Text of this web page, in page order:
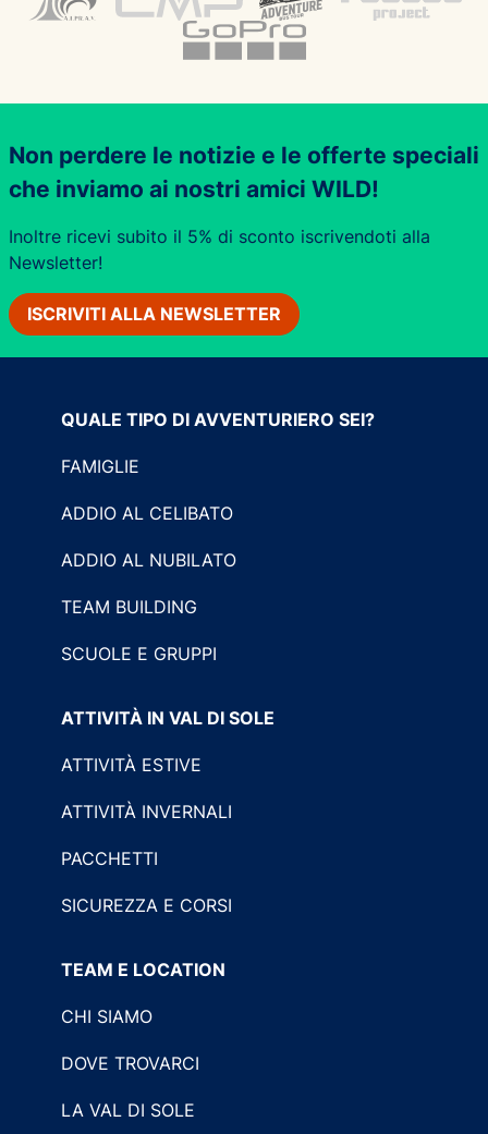
Non perdere le notizie e le offerte speciali
che inviamo ai nostri amici WILD!
Inoltre ricevi subito il 5% di sconto iscrivendoti alla
Newsletter!
ISCRIVITI ALLA NEWSLETTER
QUALE TIPO DI AVVENTURIERO SEI?
FAMIGLIE
ADDIO AL CELIBATO
ADDIO AL NUBILATO
TEAM BUILDING
SCUOLE E GRUPPI
ATTIVITÀ IN VAL DI SOLE
ATTIVITÀ ESTIVE
ATTIVITÀ INVERNALI
PACCHETTI
SICUREZZA E CORSI
TEAM E LOCATION
CHI SIAMO
DOVE TROVARCI
LA VAL DI SOLE